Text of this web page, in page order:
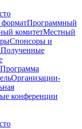
форматПрограммный
комитетМестный
Спонсоры и
Полученные
Программа
Организации-
конференции